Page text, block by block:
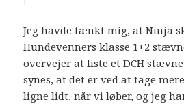
Jeg havde tænkt mig, at Ninja
Hundevenners klasse 1+2
overvejer at liste et DCH
synes, at det er ved at tage
ligne lidt, når vi løber, og jeg